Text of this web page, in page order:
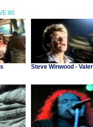
80
Steve Winwood -